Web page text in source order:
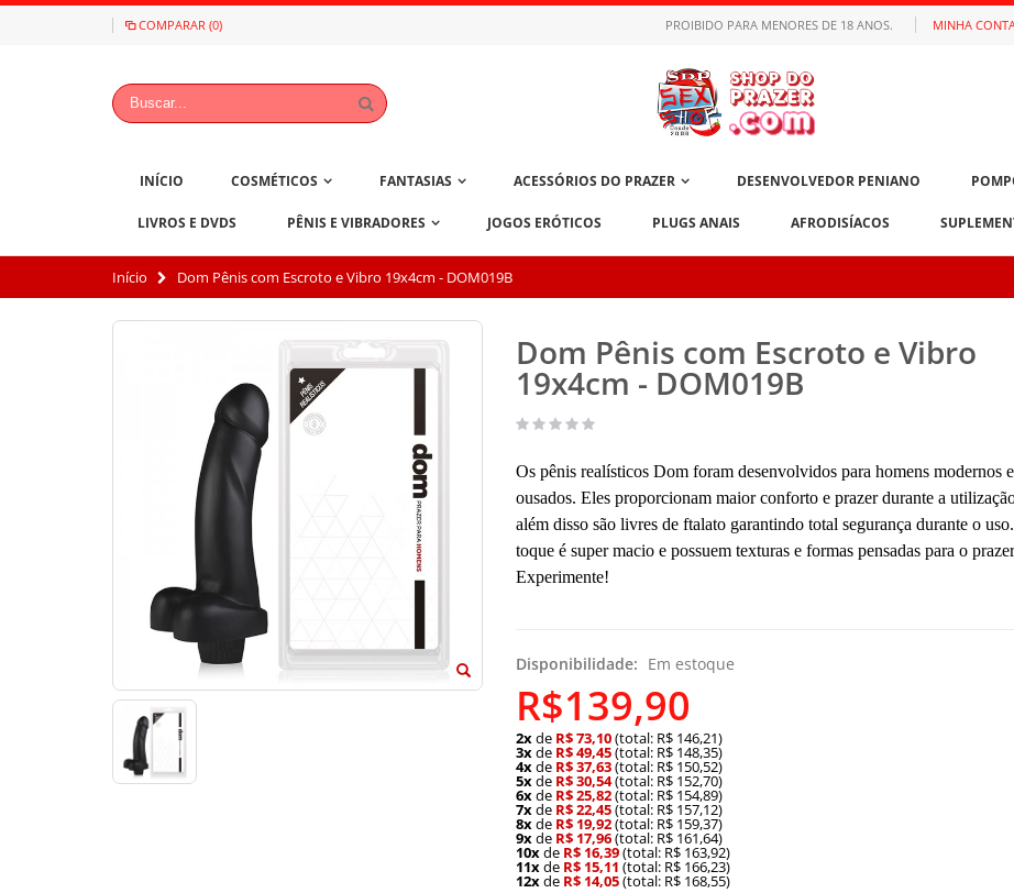
COMPARAR (0) MINHA
PROIBIDO PARA MENORES DE 18 ANOS.
INÍCIO COSMÉTICOS FANTASIAS ACESSÓRIOS DO PRAZER DESENVOLVEDOR PENIANO
LIVROS E DVDS PÊNIS E VIBRADORES JOGOS ERÓTICOS PLUGS ANAIS AFRODISÍACOS
Início Dom Pênis com Escroto e Vibro 19x4cm - DOM019B
Dom Pênis com Escroto e Vibro
19x4cm - DOM019B
Os pênis realísticos Dom foram desenvolvidos para homens modernos e
ousados. Eles proporcionam maior conforto e prazer durante a
além disso são livres de ftalato garantindo total segurança durante o
toque é super macio e possuem texturas e formas pensadas para o
Experimente!
Disponibilidade: Em estoque
R$139,90
2xde R$ 73,10(total: R$ 146,21)
3xde R$ 49,45(total: R$ 148,35)
4xde R$ 37,63(total: R$ 150,52)
5xde R$ 30,54(total: R$ 152,70)
6xde R$ 25,82(total: R$ 154,89)
7xde R$ 22,45(total: R$ 157,12)
8xde R$ 19,92(total: R$ 159,37)
9xde R$ 17,96(total: R$ 161,64)
10xde R$ 16,39(total: R$ 163,92)
11xde R$ 15,11 (total: R$ 166,23)
12xde R$ 14,05(total: R$ 168,55)